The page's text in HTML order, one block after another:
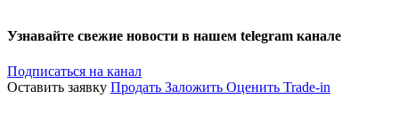
Узнавайте свежие новости в нашем telegram канале
Подписаться на канал
Оставить заявку Продать Заложить Оценить Trade-in